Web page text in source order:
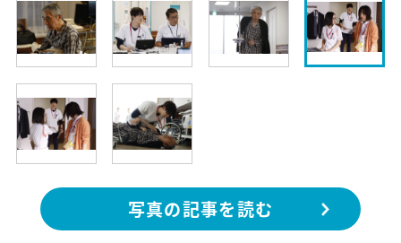
写真の記事を読む